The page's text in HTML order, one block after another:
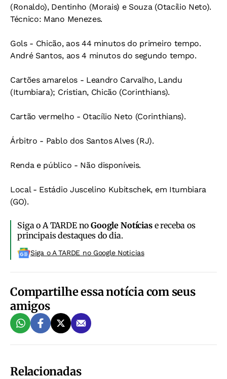
(Ronaldo), Dentinho (Morais) e Souza (Otacílio Neto).
Técnico: Mano Menezes.
Gols - Chicão, aos 44 minutos do primeiro tempo.
André Santos, aos 4 minutos do segundo tempo.
Cartões amarelos - Leandro Carvalho, Landu
(Itumbiara); Cristian, Chicão (Corinthians).
Cartão vermelho - Otacílio Neto (Corinthians).
Árbitro - Pablo dos Santos Alves (RJ).
Renda e público - Não disponíveis.
Local - Estádio Juscelino Kubitschek, em Itumbiara
(GO).
Siga o A TARDE noGoogle Notíciase receba os
principais destaques do dia.
Siga o A TARDE no Google Noticias
Compartilhe essa notícia com seus
amigos
Relacionadas